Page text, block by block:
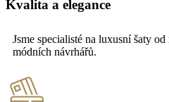
Kvalita a elegance
Jsme specialisté na luxusní šaty
módních návrhářů.